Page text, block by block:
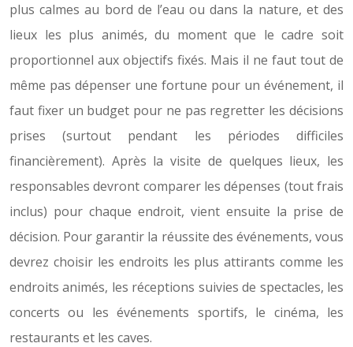
plus calmes au bord de l’eau ou dans la nature, et des
lieux les plus animés, du moment que le cadre soit
proportionnel aux objectifs fixés. Mais il ne faut tout de
même pas dépenser une fortune pour un événement, il
faut fixer un budget pour ne pas regretter les décisions
prises (surtout pendant les périodes difficiles
financièrement). Après la visite de quelques lieux, les
responsables devront comparer les dépenses (tout frais
inclus) pour chaque endroit, vient ensuite la prise de
décision. Pour garantir la réussite des événements, vous
devrez choisir les endroits les plus attirants comme les
endroits animés, les réceptions suivies de spectacles, les
concerts ou les événements sportifs, le cinéma, les
restaurants et les caves.